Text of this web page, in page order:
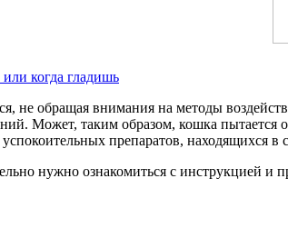
когда гладишь
не обращая внимания на методы
Может, таким образом, кошка пытается
препаратов, находящихся в
нужно ознакомиться с инструкцией и